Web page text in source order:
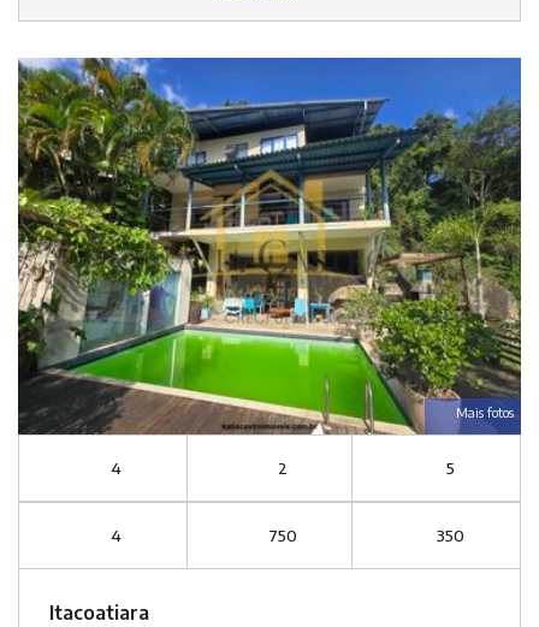
Mais fotos
4 2 5
4 750 350
Itacoatiara